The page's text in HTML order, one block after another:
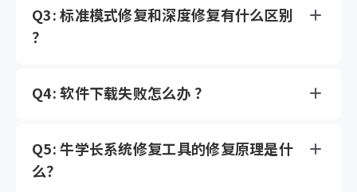
Q3: 标准模式修复和深度修复有什么区别
？
Q4: 软件下载失败怎么办 ？
Q5: 牛学长系统修复工具的修复原理是什
么？